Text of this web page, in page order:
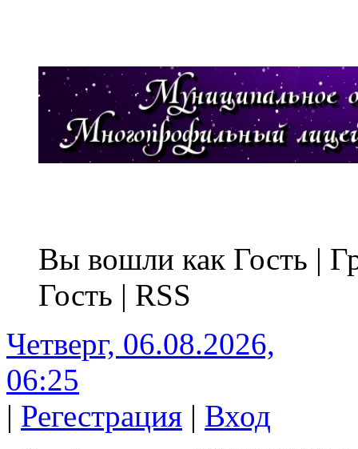
Вы вошли как Гость |
Гость | RSS
Четверг, 06.08.2026,
06:25
| Регестрация | Вход